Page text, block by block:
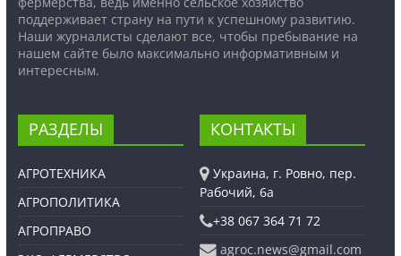
поддерживает страну на пути к успешному развитию.
Наши журналисты сделают все, чтобы пребывание на
нашем сайте было максимально информативным и
интересным.
РАЗДЕЛЫ
АГРОТЕХНИКА
АГРОПОЛИТИКА
АГРОПРАВО
КОНТАКТЫ
Украина, г. Ровно, пер.
Рабочий, 6а
+38 067 364 71 72
agroc.news@gmail.com